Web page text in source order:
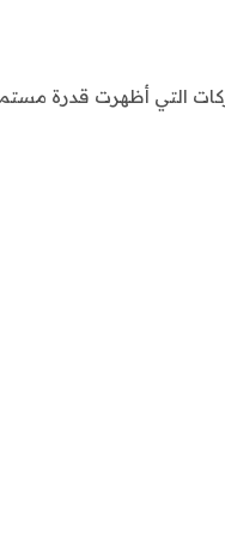
التي أظهرت قدرة